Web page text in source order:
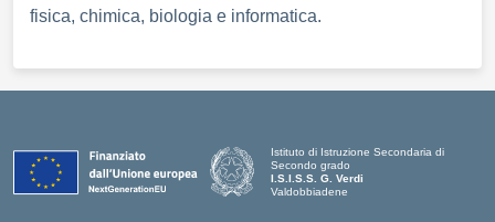
fisica, chimica, biologia e informatica.
Istituto di Istruzione Secondaria di
Secondo grado
I.S.I.S.S. G. Verdi
Valdobbiadene